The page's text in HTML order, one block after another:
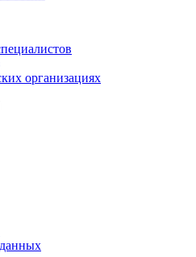
организациях